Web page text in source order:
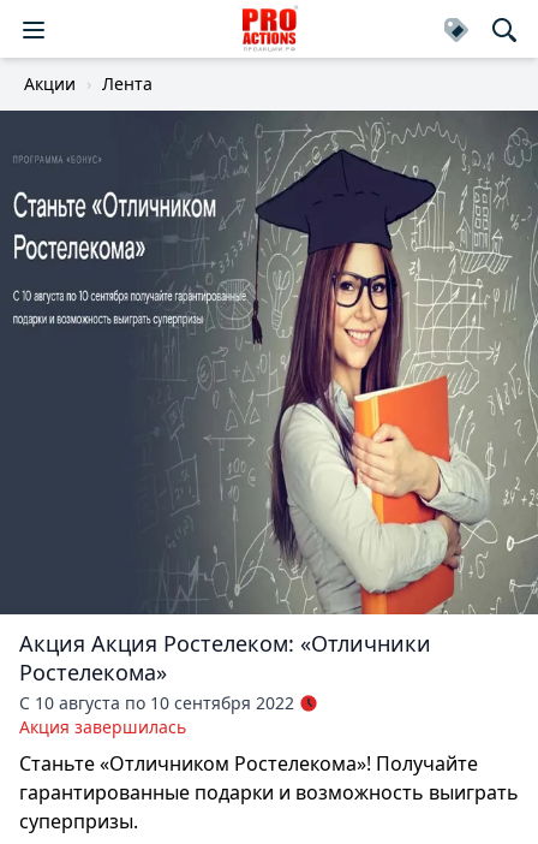
Акции Лента
Акция Акция Ростелеком: «Отличники
Ростелекома»
С 10 августа по 10 сентября 2022
Акция завершилась
Станьте «Отличником Ростелекома»! Получайте
гарантированные подарки и возможность выиграть
суперпризы.